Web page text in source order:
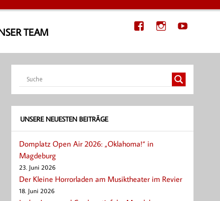
TEAM
UNSERE NEUESTEN BEITRÄGE
Domplatz Open Air 2026: „Oklahoma!“ in
Magdeburg
23. Juni 2026
Der Kleine Horrorladen am Musiktheater im Revier
18. Juni 2026